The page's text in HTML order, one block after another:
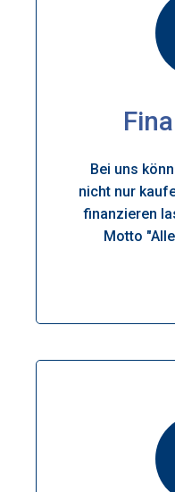
Bei uns
nicht nur
finanzieren
Motto